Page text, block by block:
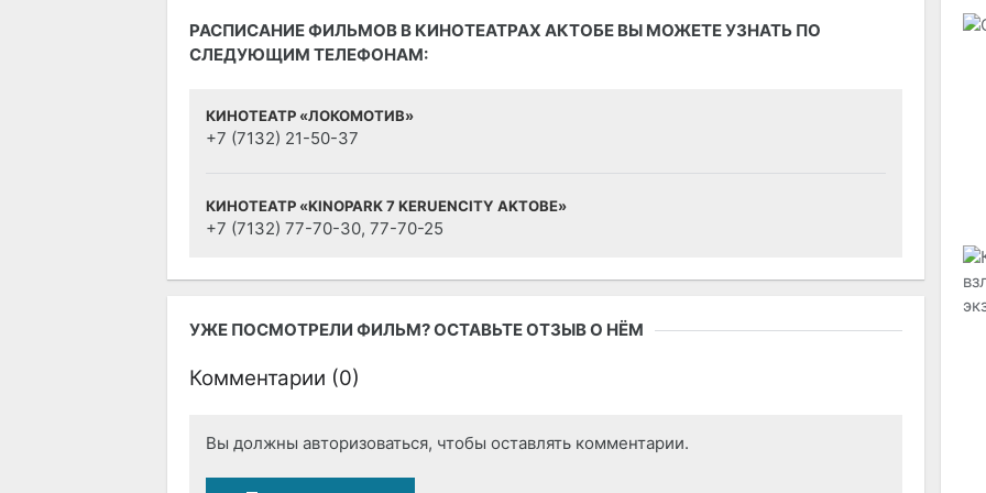
РАСПИСАНИЕ ФИЛЬМОВ В КИНОТЕАТРАХ АКТОБЕ ВЫ МОЖЕТЕ УЗНАТЬ ПО
СЛЕДУЮЩИМ ТЕЛЕФОНАМ:
КИНОТЕАТР «ЛОКОМОТИВ»
+7 (7132) 21-50-37
КИНОТЕАТР «KINOPARK 7 KERUENCITY AKTOBE»
+7 (7132) 77-70-30, 77-70-25
УЖЕ ПОСМОТРЕЛИ ФИЛЬМ? ОСТАВЬТЕ ОТЗЫВ О НЁМ
Комментарии (0)
Вы должны авторизоваться, чтобы оставлять комментарии.